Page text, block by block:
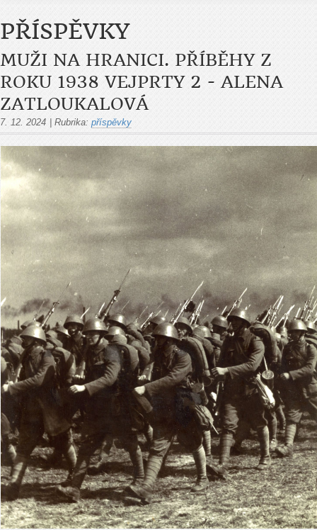
PŘÍSPĚVKY
MUŽI NA HRANICI. PŘÍBĚHY Z
ROKU 1938 VEJPRTY 2 - ALENA
ZATLOUKALOVÁ
7. 12. 2024 Rubrika: příspěvky